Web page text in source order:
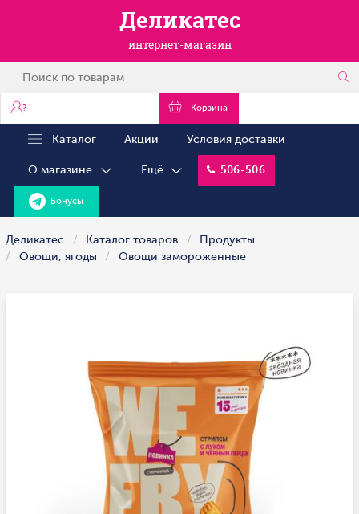
Деликатес
интернет-магазин
? Корзина
Каталог Акции Условия доставки
О магазине Ещё 506-506
Бонусы
Деликатес Каталог товаров
Продукты
Овощи, ягоды
Овощи замороженные